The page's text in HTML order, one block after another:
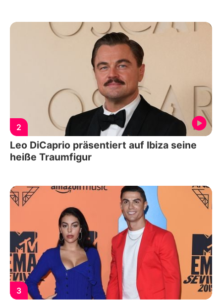
2
Leo DiCaprio präsentiert auf Ibiza seine
heiße Traumfigur
3